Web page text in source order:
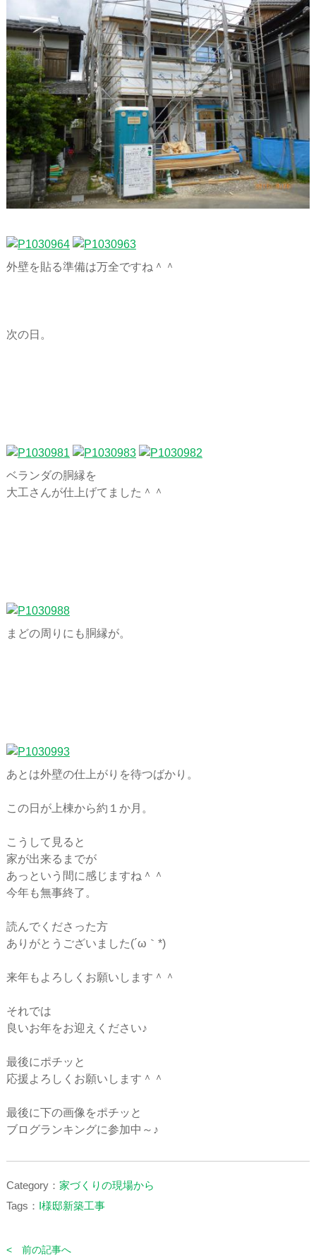
外壁を貼る準備は万全ですね＾＾
次の日。
ベランダの胴縁を
大工さんが仕上げてました＾＾
まどの周りにも胴縁が。
あとは外壁の仕上がりを待つばかり。
この日が上棟から約１か月。
こうして見ると
家が出来るまでが
あっという間に感じますね＾＾
今年も無事終了。
読んでくださった方
ありがとうございました(´ω｀*)
来年もよろしくお願いします＾＾
それでは
良いお年をお迎えください♪
最後にポチッと
応援よろしくお願いします＾＾
最後に下の画像をポチッと
ブログランキングに参加中～♪
Category： 家づくりの現場から
Tags： I様邸新築工事
< 前の記事へ